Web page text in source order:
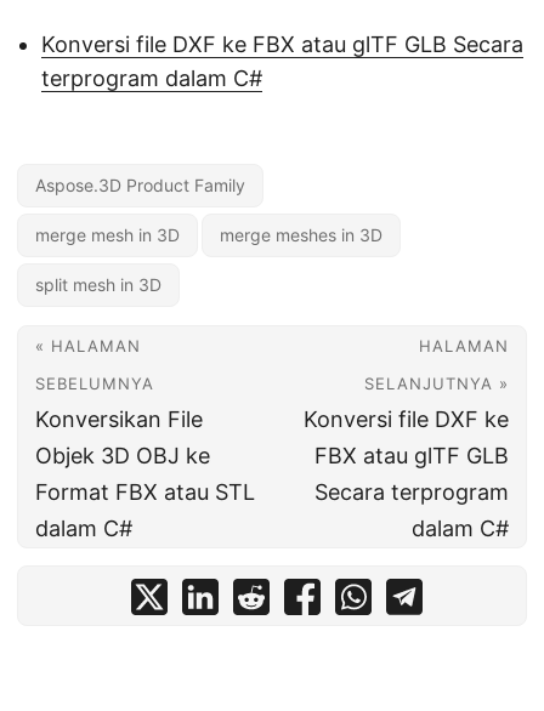
Konversi file DXF ke FBX atau glTF GLB Secara
terprogram dalam C#
Aspose.3D Product Family
merge mesh in 3D merge meshes in 3D
split mesh in 3D
« HALAMAN
SEBELUMNYA
Konversikan File
Objek 3D OBJ ke
Format FBX atau STL
dalam C#
HALAMAN
SELANJUTNYA »
Konversi file DXF ke
FBX atau glTF GLB
Secara terprogram
dalam C#